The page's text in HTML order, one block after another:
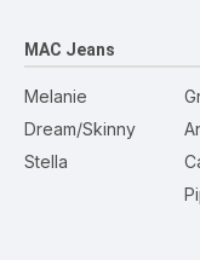
MAC Jeans
Melanie
Dream/Skinny
Stella